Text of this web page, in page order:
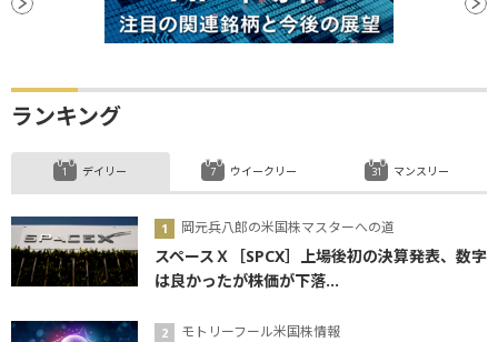
ランキング
デイリー
岡元兵八郎の米国株マスターへの道
スペースＸ［SPCX］上場後初の決算発表、数字
は良かったが株価が下落...
モトリーフール米国株情報
ウイークリー マンスリー